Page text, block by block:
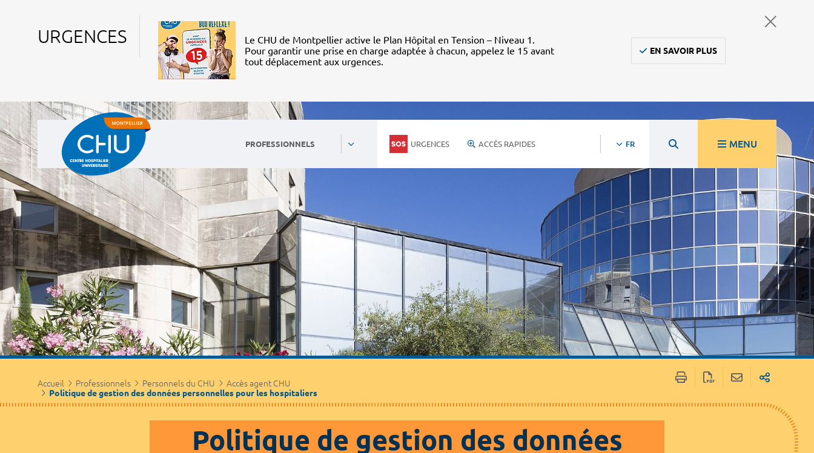
URGENCES
Le CHU de Montpellier active le Plan Hôpital en Tension – Niveau 1.
Pour garantir une prise en charge adaptée à chacun, appelez le 15 avant
tout déplacement aux urgences.
EN SAVOIR PLUS
PROFESSIONNELS URGENCES ACCÈS RAPIDES FR MENU
Personnels du CHU Nous rejoindre Ambulanciers, taxis, vsl
Médecine de ville Journalistes / Médias Marchés publics
Partenaires / Associations
Accueil Professionnels Personnels du CHU
Accès agent CHU
Politique de gestion des données personnelles pour les hospitaliers
Politique de gestion des données